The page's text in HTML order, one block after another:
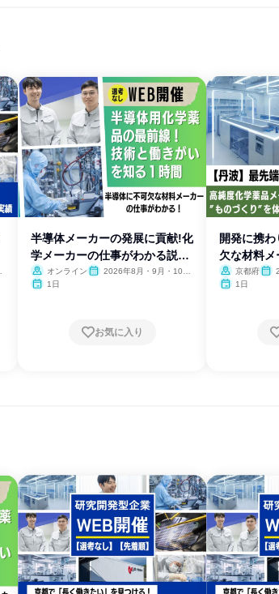
半導体メーカーの発展に貢献!化
学メーカーの仕事がわかる説明
会
オンライン
2026年8月・9月・10
1日
お気に入り
開発に携
欠な材料
会 京都府
1日